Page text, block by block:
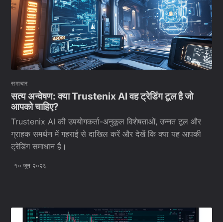
समाचार
सत्य अन्वेषण: क्या Trustenix AI वह ट्रेडिंग टूल है जो
आपको चाहिए?
Trustenix AI की उपयोगकर्ता-अनुकूल विशेषताओं, उन्नत टूल और
ग्राहक समर्थन में गहराई से दाखिल करें और देखें कि क्या यह आपकी
ट्रेडिंग समाधान है।
१० जून २०२६